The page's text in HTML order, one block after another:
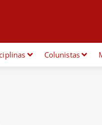
Colunistas